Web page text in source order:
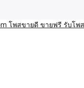
ที่ดิน อสั
หา รับโพสต์ประกาศขาย